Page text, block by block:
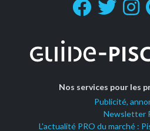
Nos services pour les
Publicité,
Newsletter
L'actualité PRO du marché :